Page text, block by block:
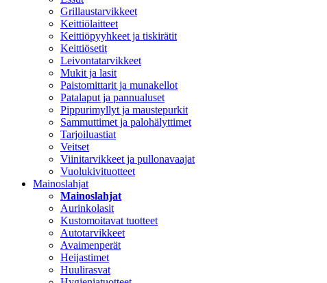
Grillaustarvikkeet
Keittiölaitteet
Keittiöpyyhkeet ja tiskirätit
Keittiösetit
Leivontatarvikkeet
Mukit ja lasit
Paistomittarit ja munakellot
Patalaput ja pannualuset
Pippurimyllyt ja maustepurkit
Sammuttimet ja palohälyttimet
Tarjoiluastiat
Veitset
Viinitarvikkeet ja pullonavaajat
Vuolukivituotteet
Mainoslahjat
Mainoslahjat
Aurinkolasit
Kustomoitavat tuotteet
Autotarvikkeet
Avaimenperät
Heijastimet
Huulirasvat